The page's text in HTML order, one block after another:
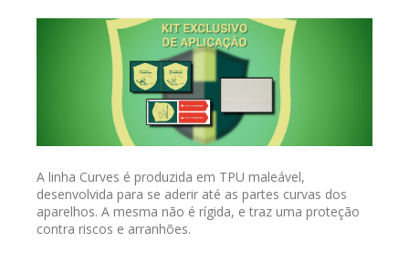
A linha Curves é produzida em TPU maleável,
desenvolvida para se aderir até as partes curvas dos
aparelhos. A mesma não é rígida, e traz uma proteção
contra riscos e arranhões.